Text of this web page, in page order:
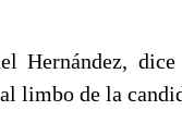
Hernández,
limbo de la